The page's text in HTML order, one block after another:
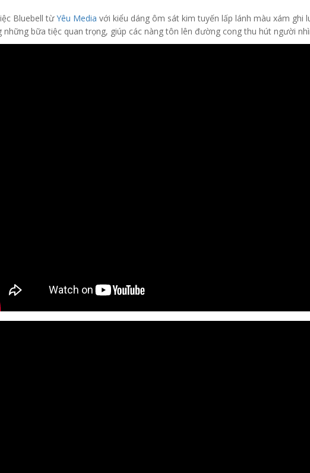
Bluebell từYêu Media với kiểu dáng ôm sát kim tuyến lấp lánh màu xám ghi
những bữa tiệc quan trọng, giúp các nàng tôn lên đường cong thu hút người